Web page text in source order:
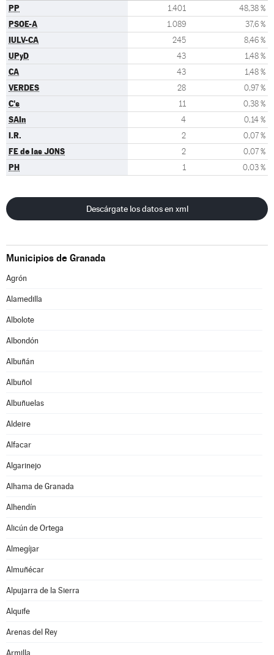
PP 1.401 48,38 %
PSOE-A 1.089 37,6 %
IULV-CA 245 8,46 %
UPyD 43 1,48 %
CA 43 1,48 %
VERDES 28 0,97 %
C's 11 0,38 %
SAIn 4 0,14 %
I.R. 2 0,07 %
FE de las JONS 2 0,07 %
PH 1 0,03 %
Descárgate los datos en xml
Municipios de Granada
Agrón
Alamedilla
Albolote
Albondón
Albuñán
Albuñol
Albuñuelas
Aldeire
Alfacar
Algarinejo
Alhama de Granada
Alhendín
Alicún de Ortega
Almegíjar
Almuñécar
Alpujarra de la Sierra
Alquife
Arenas del Rey
Armilla